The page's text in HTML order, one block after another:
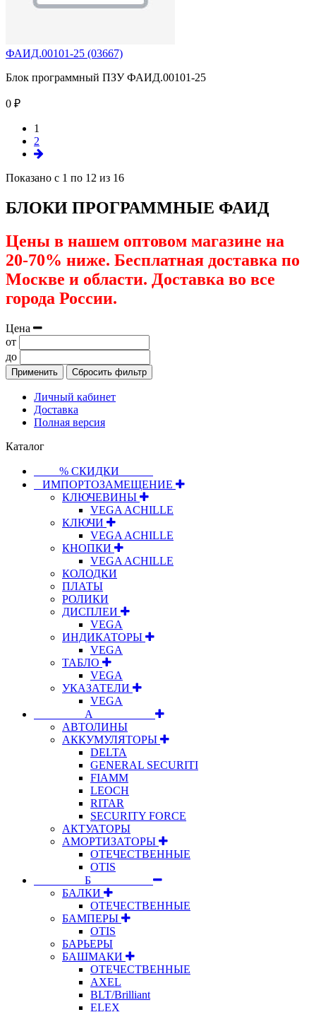
ФАИД.00101-25 (03667)
Блок программный ПЗУ ФАИД.00101-25
0 ₽
1
2
Показано с 1 по 12 из 16
БЛОКИ ПРОГРАММНЫЕ ФАИД
Цены в нашем оптовом магазине на
20-70% ниже. Бесплатная доставка по
Москве и области. Доставка во все
города России.
Цена
от
до
Применить Сбросить фильтр
Личный кабинет
Доставка
Полная версия
Каталог
⠀⠀⠀% СКИДКИ⠀⠀⠀⠀
⠀ИМПОРТОЗАМЕЩЕНИЕ
КЛЮЧЕВИНЫ
VEGA ACHILLE
КЛЮЧИ
VEGA ACHILLE
КНОПКИ
VEGA ACHILLE
КОЛОДКИ
ПЛАТЫ
РОЛИКИ
ДИСПЛЕИ
VEGA
ИНДИКАТОРЫ
VEGA
ТАБЛО
VEGA
УКАЗАТЕЛИ
VEGA
⠀⠀⠀⠀⠀⠀А⠀⠀⠀⠀⠀⠀⠀
АВТОЛИНЫ
АККУМУЛЯТОРЫ
DELTA
GENERAL SECURITI
FIAMM
LEOCH
RITAR
SECURITY FORCE
АКТУАТОРЫ
АМОРТИЗАТОРЫ
ОТЕЧЕСТВЕННЫЕ
OTIS
⠀⠀⠀⠀⠀⠀Б⠀⠀⠀⠀⠀⠀⠀
БАЛКИ
ОТЕЧЕСТВЕННЫЕ
БАМПЕРЫ
OTIS
БАРЬЕРЫ
БАШМАКИ
ОТЕЧЕСТВЕННЫЕ
AXEL
BLT/Brilliant
ELEX